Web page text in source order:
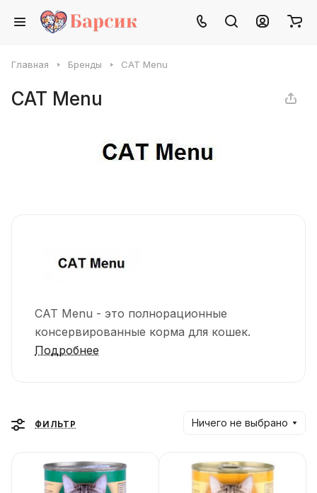
Главная Бренды CAT Menu
CAT Menu
CAT Menu - это полнорационные
консервированные корма для кошек.
Подробнее
ФИЛЬТР Ничего не выбрано